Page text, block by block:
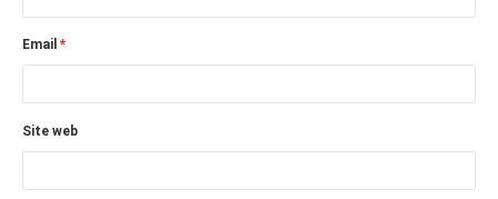
Email *
Site web